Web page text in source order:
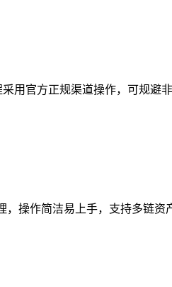
用官方正规渠道操作，可规避
操作简洁易上手，支持多链资